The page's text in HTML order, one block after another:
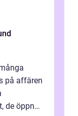
på affären
de öppna